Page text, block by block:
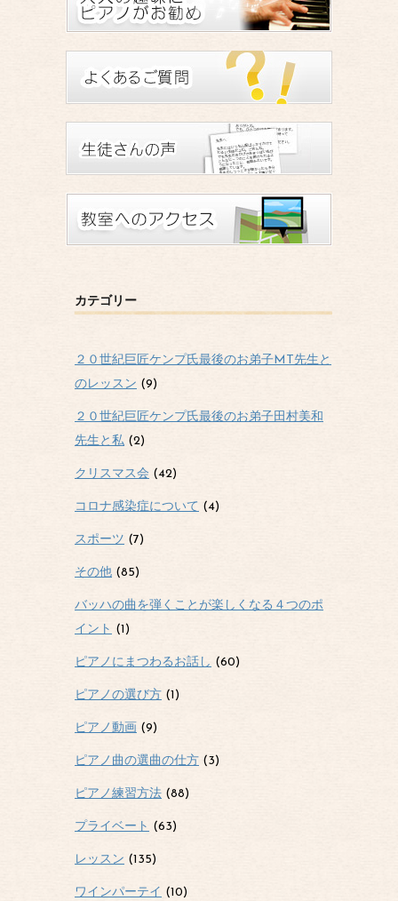
カテゴリー
２０世紀巨匠ケンプ氏最後のお弟子MT先生と
のレッスン (9)
２０世紀巨匠ケンプ氏最後のお弟子田村美和
先生と私 (2)
クリスマス会 (42)
コロナ感染症について (4)
スポーツ (7)
その他 (85)
バッハの曲を弾くことが楽しくなる４つのポ
イント (1)
ピアノにまつわるお話し (60)
ピアノの選び方 (1)
ピアノ動画 (9)
ピアノ曲の選曲の仕方 (3)
ピアノ練習方法 (88)
プライベート (63)
レッスン (135)
ワインパーテイ (10)